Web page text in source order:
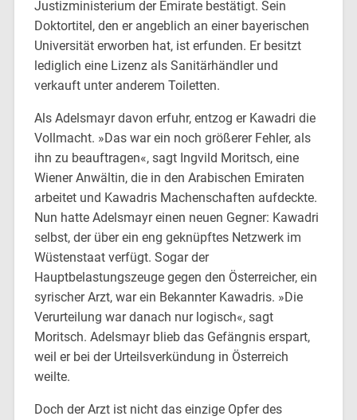
Justizministerium der Emirate bestätigt. Sein
Doktortitel, den er angeblich an einer bayerischen
Universität erworben hat, ist erfunden. Er besitzt
lediglich eine Lizenz als Sanitärhändler und
verkauft unter anderem Toiletten.
Als Adelsmayr davon erfuhr, entzog er Kawadri die
Vollmacht. »Das war ein noch größerer Fehler, als
ihn zu beauftragen«, sagt Ingvild Moritsch, eine
Wiener Anwältin, die in den Arabischen Emiraten
arbeitet und Kawadris Machenschaften aufdeckte.
Nun hatte Adelsmayr einen neuen Gegner: Kawadri
selbst, der über ein eng geknüpftes Netzwerk im
Wüstenstaat verfügt. Sogar der
Hauptbelastungszeuge gegen den Österreicher, ein
syrischer Arzt, war ein Bekannter Kawadris. »Die
Verurteilung war danach nur logisch«, sagt
Moritsch. Adelsmayr blieb das Gefängnis erspart,
weil er bei der Urteilsverkündung in Österreich
weilte.
Doch der Arzt ist nicht das einzige Opfer des